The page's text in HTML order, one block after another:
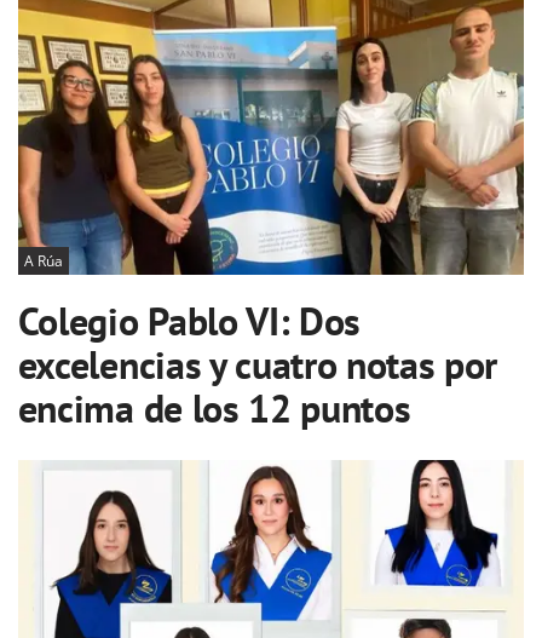
A Rúa
Colegio Pablo VI: Dos
excelencias y cuatro notas por
encima de los 12 puntos